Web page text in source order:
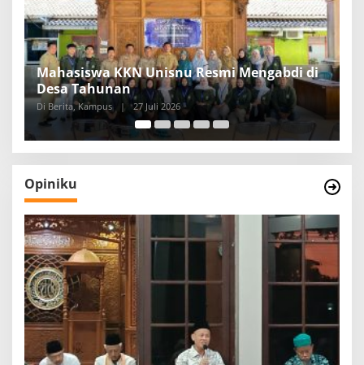
Comfest 2026 Kembali Hadir, Bangkitkan
Semangat Berkarya Mahasiswa KPI
Di Berita, Kampus | 17 Juli 2026
Opiniku